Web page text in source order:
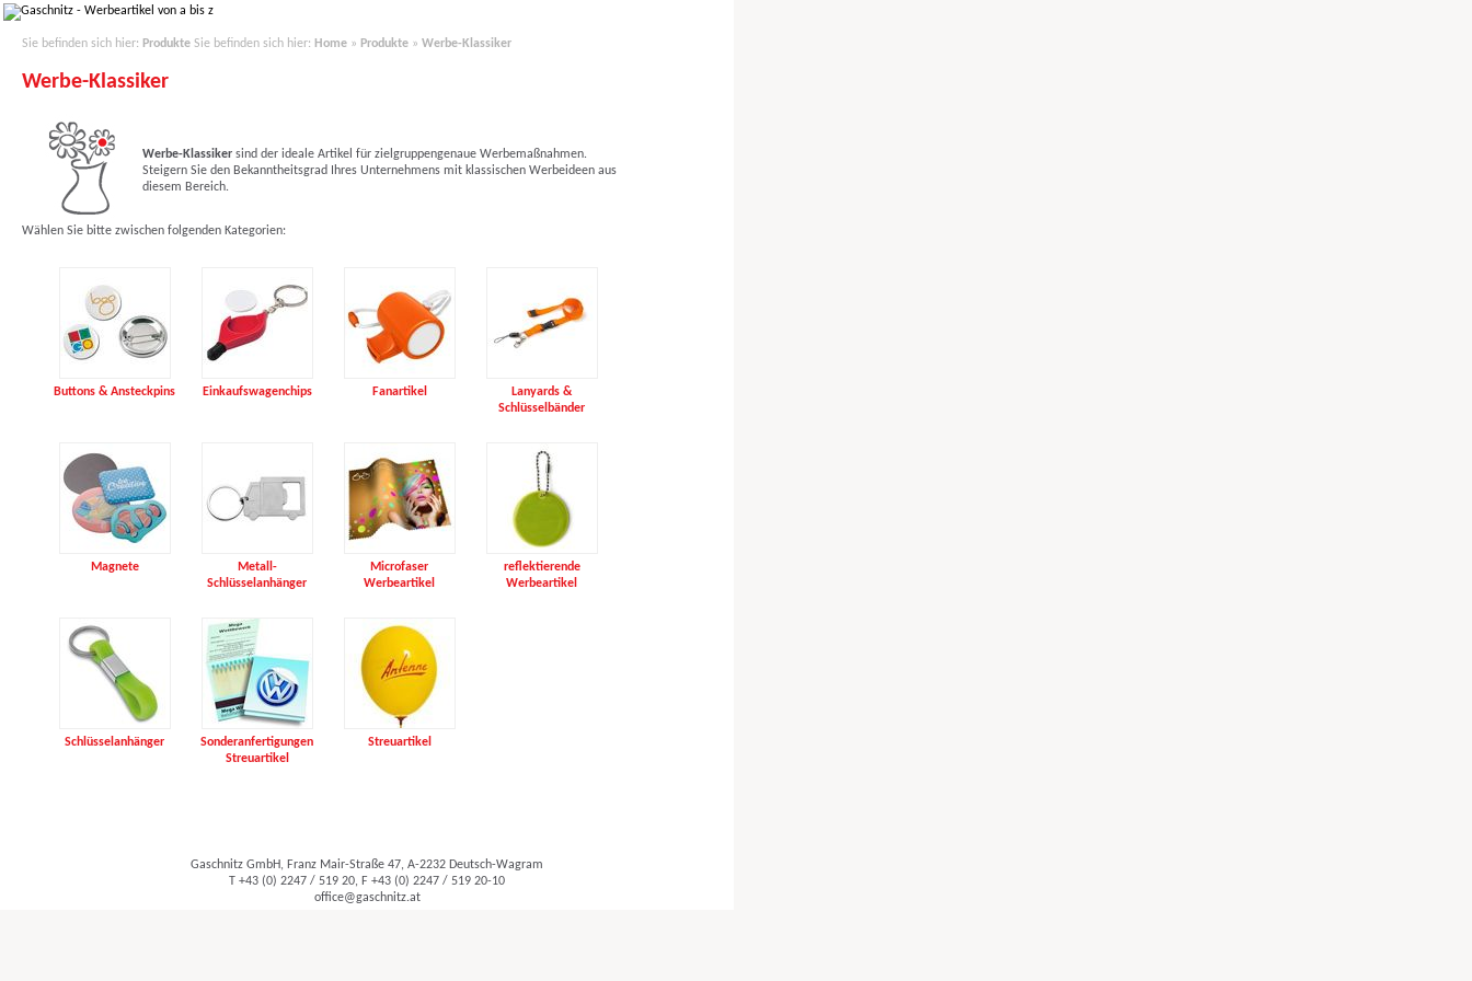
Sie befinden sich hier: ProdukteSie befinden sich hier: Home» Produkte» Werbe-Klassiker
Werbe-Klassiker
Werbe-Klassikersind der ideale Artikel für zielgruppengenaue Werbemaßnahmen.
Steigern Sie den Bekanntheitsgrad Ihres Unternehmens mit klassischen Werbeideen aus
diesem Bereich.
Wählen Sie bitte zwischen folgenden Kategorien:
Buttons & Ansteckpins Einkaufswagenchips Fanartikel
Lanyards &
Schlüsselbänder
Magnete
Metall-
Schlüsselanhänger
Microfaser
Werbeartikel
reflektierende
Werbeartikel
Schlüsselanhänger
Sonderanfertigungen
Streuartikel
Streuartikel
Gaschnitz GmbH, Franz Mair-Straße 47, A-2232 Deutsch-Wagram
T +43 (0) 2247 / 519 20, F +43 (0) 2247 / 519 20-10
office@gaschnitz.at